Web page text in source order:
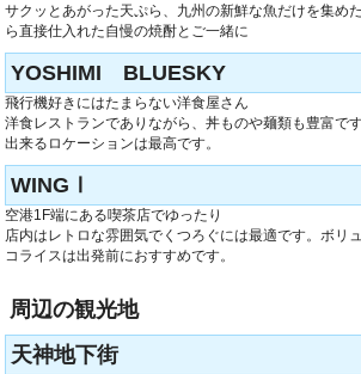
サクッとあがった天ぷら、九州の新鮮な魚だけを集め
ら直接仕入れた自慢の焼酎とご一緒に
YOSHIMI BLUESKY
飛行機好きにはたまらない洋食屋さん
洋食レストランでありながら、丼ものや麺類も豊富で
出来るロケーションは最高です。
WINGⅠ
空港1F端にある喫茶店でゆったり
店内はレトロな雰囲気でくつろぐには最適です。ボリ
コライスは出発前におすすめです。
周辺の観光地
天神地下街